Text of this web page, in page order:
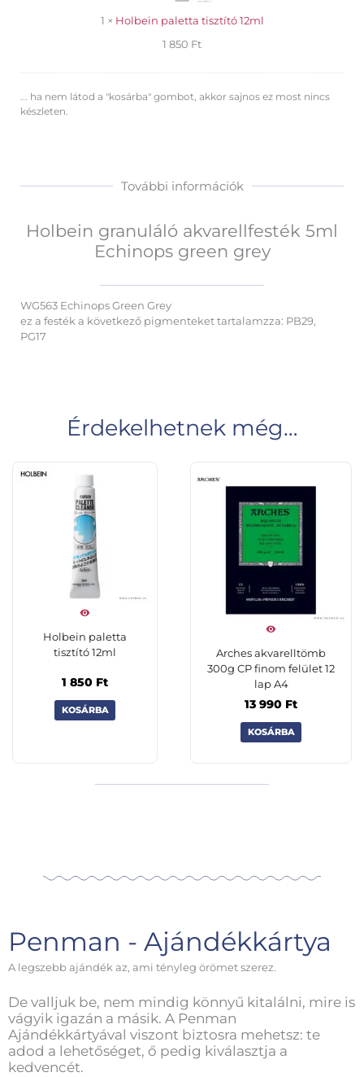
1 × Holbein paletta tisztító 12ml
1 850 Ft
... ha nem látod a "kosárba" gombot, akkor sajnos ez most nincs
készleten.
További információk
Holbein granuláló akvarellfesték 5ml
Echinops green grey
WG563 Echinops Green Grey
ez a festék a következő pigmenteket tartalamzza: PB29,
PG17
Érdekelhetnek még…
Holbein paletta
tisztító 12ml
1 850 Ft
KOSÁRBA
Arches akvarelltömb
300g CP finom felület 12
lap A4
13 990 Ft
KOSÁRBA
Penman - Ajándékkártya
A legszebb ajándék az, ami tényleg örömet szerez.
De valljuk be, nem mindig könnyű kitalálni, mire is
vágyik igazán a másik. A Penman
Ajándékkártyával viszont biztosra mehetsz: te
adod a lehetőséget, ő pedig kiválasztja a
kedvencét.